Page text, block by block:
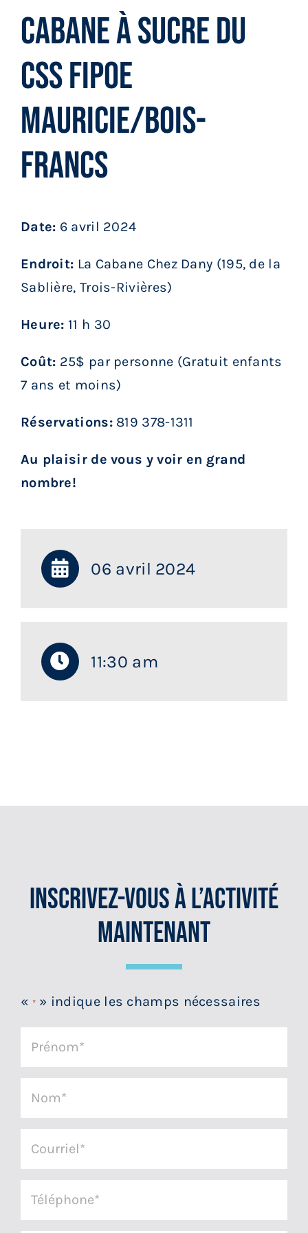
Services aux membres
Réunions
Activités
Informations
Contactez-nous
Cabane à sucre du
CSS FIPOE
Mauricie/Bois-
Francs
Date: 6 avril 2024
Endroit: La Cabane Chez Dany (195, de la
Sablière, Trois-Rivières)
Heure: 11 h 30
Coût: 25$ par personne (Gratuit enfants
7 ans et moins)
Réservations:819 378-1311
Au plaisir de vous y voir en grand
nombre!
06 avril 2024
11:30 am
Inscrivez-Vous À L’activité
Maintenant
« *» indique les champs nécessaires